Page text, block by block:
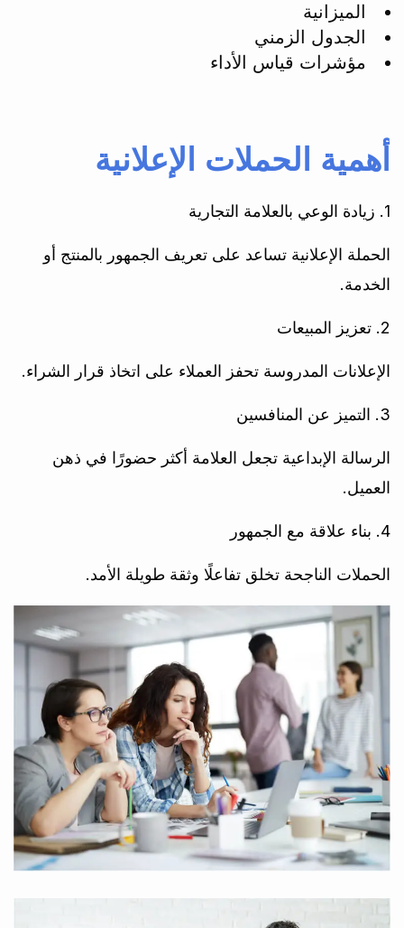
الميزانية
الجدول الزمني
مؤشرات قياس الأداء
أهمية الحملات الإعلانية
1. زيادة الوعي بالعلامة التجارية
الحملة الإعلانية تساعد على تعريف الجمهور بالمنتج أو
الخدمة.
2. تعزيز المبيعات
الإعلانات المدروسة تحفز العملاء على اتخاذ قرار الشراء.
3. التميز عن المنافسين
الرسالة الإبداعية تجعل العلامة أكثر حضورًا في ذهن
العميل.
4. بناء علاقة مع الجمهور
الحملات الناجحة تخلق تفاعلًا وثقة طويلة الأمد.